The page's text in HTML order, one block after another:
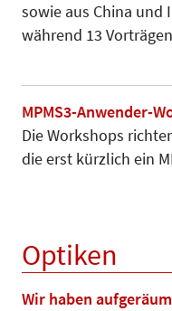
sowie aus China und
während 13
MPMS3-Anwender-
Die Workshops
die erst kürzlich ein
Optiken
Wir haben